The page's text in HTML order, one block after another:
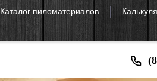
Каталог пиломатериалов